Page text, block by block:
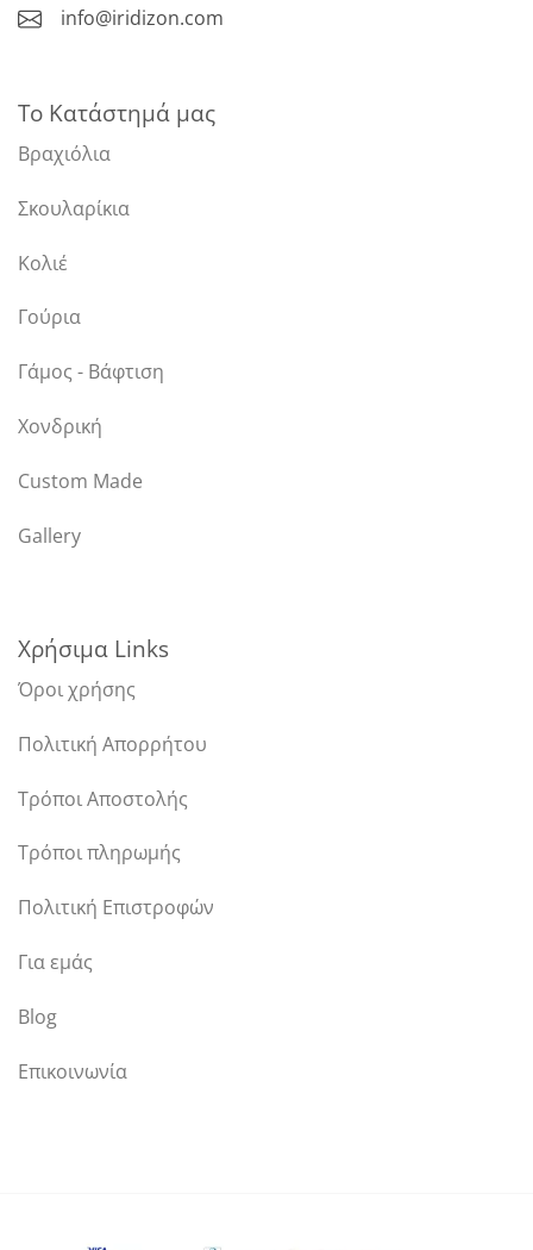
info@iridizon.com
Το Κατάστημά μας
Βραχιόλια
Σκουλαρίκια
Κολιέ
Γούρια
Γάμος - Βάφτιση
Χονδρική
Custom Made
Gallery
Χρήσιμα Links
Όροι χρήσης
Πολιτική Απορρήτου
Τρόποι Αποστολής
Τρόποι πληρωμής
Πολιτική Επιστροφών
Για εμάς
Blog
Επικοινωνία